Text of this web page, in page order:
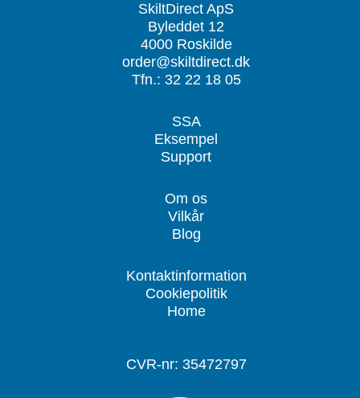
SkiltDirect ApS
Byleddet 12
4000 Roskilde
order@skiltdirect.dk
Tfn.: 32 22 18 05
SSA
Eksempel
Support
Om os
Vilkår
Blog
Kontaktinformation
Cookiepolitik
Home
CVR-nr: 35472797